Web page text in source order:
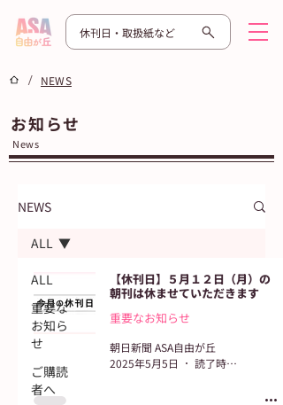
休刊日・取扱紙など
/ NEWS
お知らせ
News
NEWS
ALL
重要な
お知ら
せ
ご購読
者へ
ALL
【休刊日】５月１２日（月）の
朝刊は休ませていただきます
重要なお知らせ
朝日新聞 ASA自由が丘
2025年5月5日
読了時間: 2分